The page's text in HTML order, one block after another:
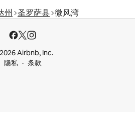
州 圣罗萨县 微风湾
Airbnb, Inc.
隐私
条款